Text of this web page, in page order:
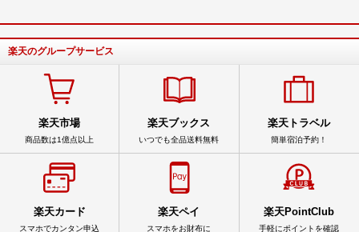
楽天のグループサービス
楽天市場
商品数は1億点以上
楽天ブックス
いつでも全品送料無料
楽天トラベル
簡単宿泊予約！
楽天カード
スマホでカンタン申込
楽天ペイ
スマホをお財布に
楽天PointClub
手軽にポイントを確認